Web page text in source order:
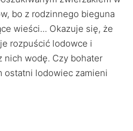
bo z rodzinnego bieguna
wieści... Okazuje się, że
rozpuścić lodowce i
nich wodę. Czy bohater
ostatni lodowiec zamieni